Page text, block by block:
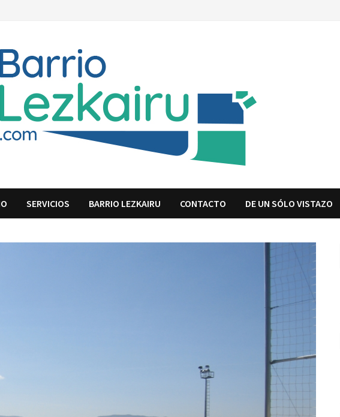
SERVICIOS BARRIO LEZKAIRU CONTACTO DE UN SÓLO VISTAZO